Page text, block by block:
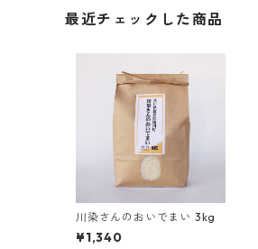
最近チェックした商品
川染さんのおいでまい 3kg
¥1,340